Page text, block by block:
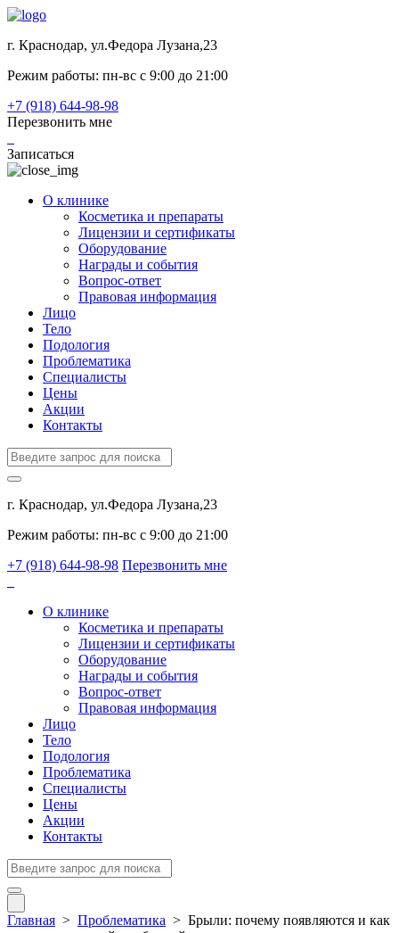
г. Краснодар, ул.Федора Лузана,23
Режим работы: пн-вс c 9:00 до 21:00
+7 (918) 644-98-98
Перезвонить мне
Записаться
О клинике
Косметика и препараты
Лицензии и сертификаты
Оборудование
Награды и события
Вопрос-ответ
Правовая информация
Лицо
Тело
Подология
Проблематика
Специалисты
Цены
Акции
Контакты
г. Краснодар, ул.Федора Лузана,23
Режим работы: пн-вс c 9:00 до 21:00
+7 (918) 644-98-98 Перезвонить мне
О клинике
Косметика и препараты
Лицензии и сертификаты
Оборудование
Награды и события
Вопрос-ответ
Правовая информация
Лицо
Тело
Подология
Проблематика
Специалисты
Цены
Акции
Контакты
Главная > Проблематика > Брыли: почему появляются и как